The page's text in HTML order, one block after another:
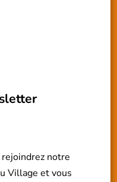
notre
Village et vous